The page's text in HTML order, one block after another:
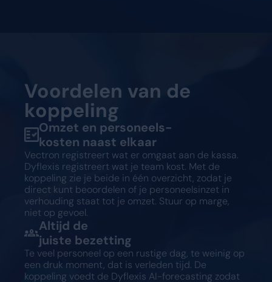
Voordelen van de
koppeling
Omzet en personeels-
kosten naast elkaar
Vectron registreert wat er omgaat aan de kassa.
Dyflexis registreert wat je team kost. Met de
koppeling zie je beide in één overzicht, zodat je
direct kunt beoordelen of je personeelsinzet in
verhouding staat tot je omzet. Stuur op marge,
niet op gevoel.
Altijd de
juiste bezetting
Te veel personeel op een rustige dag, te weinig op
een druk moment, dat is verleden tijd. De
koppeling voedt de Dyflexis AI-forecasting zodat